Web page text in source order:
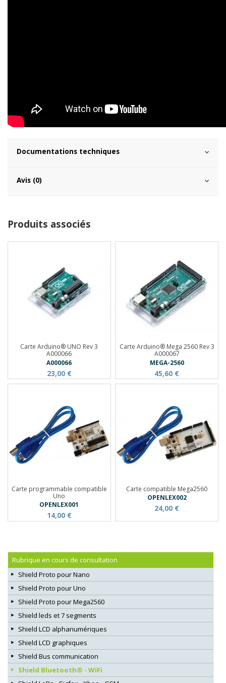
Documentations techniques
Avis (0)
Produits associés
Carte Arduino® UNO Rev 3
A000066
A000066
23,00 €
Carte Arduino® Mega 2560 Rev 3
A000067
MEGA-2560
45,60 €
Carte programmable compatible
Uno
OPENLEX001
14,00 €
Carte compatible Mega2560
OPENLEX002
24,00 €
Rubrique en cours de consultation
Shield Proto pour Nano
Shield Proto pour Uno
Shield Proto pour Mega2560
Shield leds et 7 segments
Shield LCD alphanumériques
Shield LCD graphiques
Shield Bus communication
Shield Bluetooth® - WiFi